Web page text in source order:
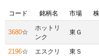
コード 銘柄名 市場
3680☆
ホットリ
ンク
東Ｇ
2196☆ エスクリ 東Ｓ